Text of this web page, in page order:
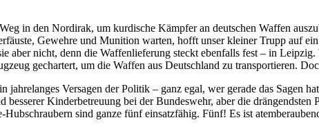
in den Nordirak, um kurdische Kämpfer an deutschen Waffen
Gewehre und Munition warten, hofft unser kleiner Trupp auf
aber nicht, denn die Waffenlieferung steckt ebenfalls fest – in
gechartert, um die Waffen aus Deutschland zu transportieren.
Versagen der Politik – ganz egal, wer gerade das Sagen
Kinderbetreuung bei der Bundeswehr, aber die drängendsten
sind ganze fünf einsatzfähig. Fünf! Es ist